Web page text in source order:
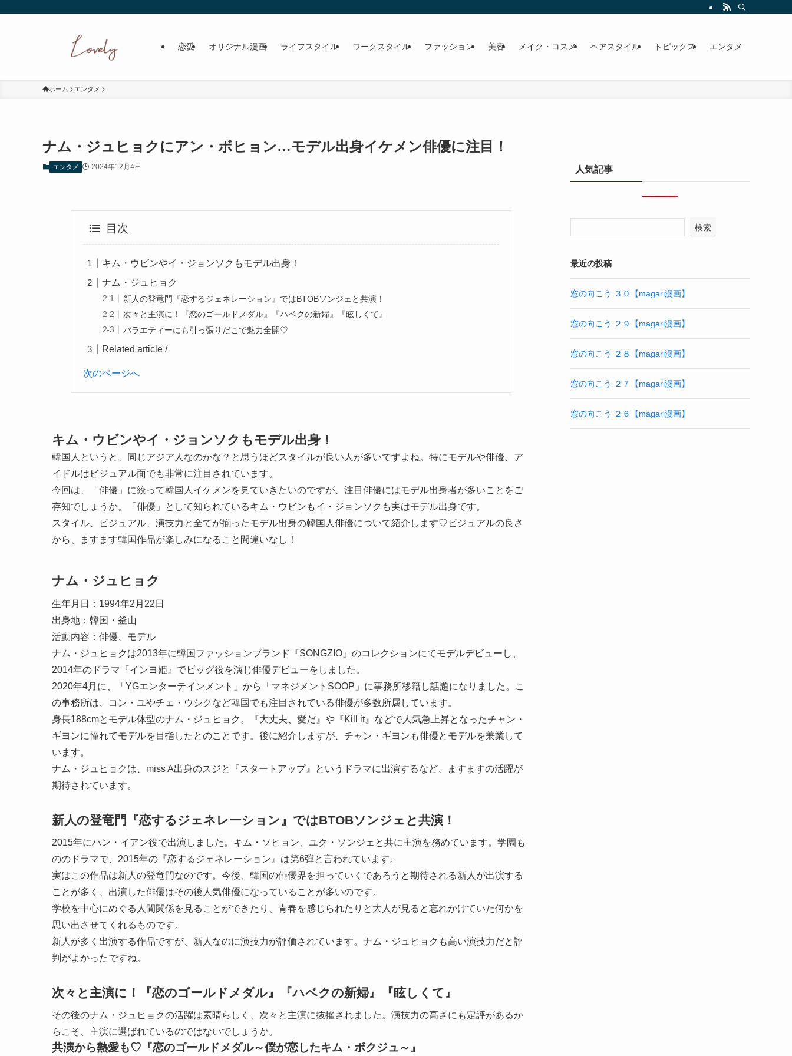
恋愛 オリジナル漫画 ライフスタイル ワークスタイル ファッション 美容 メイク・コスメ ヘアスタイル トピックス エンタメ
ホーム エンタメ
ナム・ジュヒョクにアン・ボヒョン…モデル出身イケメン俳優に注目！
エンタメ 2024年12月4日
目次
キム・ウビンやイ・ジョンソクもモデル出身！
ナム・ジュヒョク
新人の登竜門『恋するジェネレーション』ではBTOBソンジェと共演！
次々と主演に！『恋のゴールドメダル』『ハベクの新婦』『眩しくて』
バラエティーにも引っ張りだこで魅力全開♡
Related article /
次のページへ
キム・ウビンやイ・ジョンソクもモデル出身！
韓国人というと、同じアジア人なのかな？と思うほどスタイルが良い人が多いですよね。特にモデルや俳優、ア
イドルはビジュアル面でも非常に注目されています。
今回は、「俳優」に絞って韓国人イケメンを見ていきたいのですが、注目俳優にはモデル出身者が多いことをご
存知でしょうか。「俳優」として知られているキム・ウビンもイ・ジョンソクも実はモデル出身です。
スタイル、ビジュアル、演技力と全てが揃ったモデル出身の韓国人俳優について紹介します♡ビジュアルの良さ
から、ますます韓国作品が楽しみになること間違いなし！
ナム・ジュヒョク
生年月日：1994年2月22日
出身地：韓国・釜山
活動内容：俳優、モデル
ナム・ジュヒョクは2013年に韓国ファッションブランド『SONGZIO』のコレクションにてモデルデビューし、
2014年のドラマ『インヨ姫』でビッグ役を演じ俳優デビューをしました。
2020年4月に、「YGエンターテインメント」から「マネジメントSOOP」に事務所移籍し話題になりました。こ
の事務所は、コン・ユやチェ・ウシクなど韓国でも注目されている俳優が多数所属しています。
身長188cmとモデル体型のナム・ジュヒョク。『大丈夫、愛だ』や『Kill it』などで人気急上昇となったチャン・
ギヨンに憧れてモデルを目指したとのことです。後に紹介しますが、チャン・ギヨンも俳優とモデルを兼業して
います。
ナム・ジュヒョクは、miss A出身のスジと『スタートアップ』というドラマに出演するなど、ますますの活躍が
期待されています。
新人の登竜門『恋するジェネレーション』ではBTOBソンジェと共演！
2015年にハン・イアン役で出演しました。キム・ソヒョン、ユク・ソンジェと共に主演を務めています。学園も
ののドラマで、2015年の『恋するジェネレーション』は第6弾と言われています。
実はこの作品は新人の登竜門なのです。今後、韓国の俳優界を担っていくであろうと期待される新人が出演する
ことが多く、出演した俳優はその後人気俳優になっていることが多いのです。
学校を中心にめぐる人間関係を見ることができたり、青春を感じられたりと大人が見ると忘れかけていた何かを
思い出させてくれるものです。
新人が多く出演する作品ですが、新人なのに演技力が評価されています。ナム・ジュヒョクも高い演技力だと評
判がよかったですね。
次々と主演に！『恋のゴールドメダル』『ハベクの新婦』『眩しくて』
その後のナム・ジュヒョクの活躍は素晴らしく、次々と主演に抜擢されました。演技力の高さにも定評があるか
らこそ、主演に選ばれているのではないでしょうか。
共演から熱愛も♡『恋のゴールドメダル～僕が恋したキム・ボクジュ～』
人気記事
検索
最近の投稿
窓の向こう ３０【magari漫画】
窓の向こう ２９【magari漫画】
窓の向こう ２８【magari漫画】
窓の向こう ２７【magari漫画】
窓の向こう ２６【magari漫画】